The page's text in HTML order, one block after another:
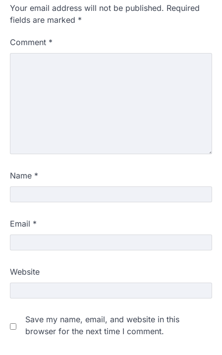
Your email address will not be published. Required
fields are marked *
Comment *
Name *
Email *
Website
Save my name, email, and website in this
browser for the next time I comment.